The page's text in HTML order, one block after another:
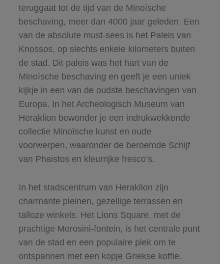
teruggaat tot de tijd van de Minoïsche
beschaving, meer dan 4000 jaar geleden. Een
van de absolute must-sees is het Paleis van
Knossos, op slechts enkele kilometers buiten
de stad. Dit paleis was het hart van de
Minoïsche beschaving en geeft je een uniek
kijkje in een van de oudste beschavingen van
Europa. In het Archeologisch Museum van
Heraklion bewonder je een indrukwekkende
collectie Minoïsche kunst en oude
voorwerpen, waaronder de beroemde Schijf
van Phaistos en kleurrijke fresco’s.
In het stadscentrum van Heraklion zijn
charmante pleinen, gezellige terrassen en
talloze winkels. Het Lions Square, met de
prachtige Morosini-fontein, is het centrale punt
van de stad en een populaire plek om te
ontspannen met een kopje Griekse koffie.